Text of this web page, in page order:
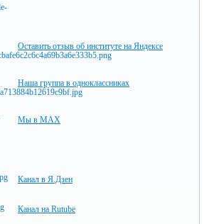
Оставить отзыв об институте на Яндексе
Наша группа в одноклассниках
Мы в MAX
Канал в Я.Дзен
Канал на Rutube